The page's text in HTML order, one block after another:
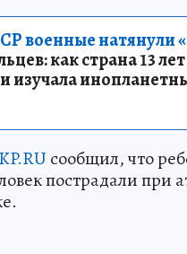
военные натянули
как страна 13
изучала
KP.RU сообщил, что
пострадали при